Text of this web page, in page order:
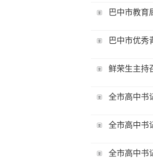
巴中市教育
巴中市优秀
鲜荣生主持
全市高中书
全市高中书
全市高中书